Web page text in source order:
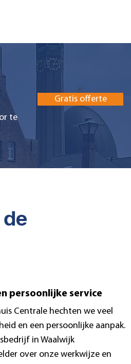
te
Gratis offerte
persoonlijke service
Centrale hechten we veel
en een persoonlijke aanpak.
in Waalwijk
over onze werkwijze en